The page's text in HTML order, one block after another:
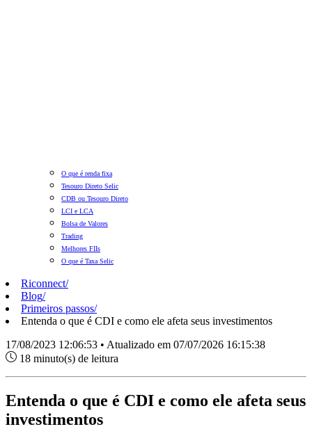
O que é renda fixa
Tesouro Direto Selic
CDB ou Tesouro Direto
LCI e LCA
Bolsa de Valores
Trading
Melhores FIIs
O que é Taxa Selic
Riconnect/
Blog/
Primeiros passos/
Entenda o que é CDI e como ele afeta seus investimentos
17/08/2023 12:06:53 • Atualizado em 07/07/2026 16:15:38
18 minuto(s) de leitura
Entenda o que é CDI e como ele afeta seus
investimentos